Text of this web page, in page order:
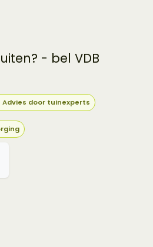
- bel VDB
Advies door tuinexperts